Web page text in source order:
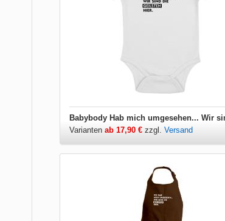
Varianten ab 17,90 € zzgl. Versand